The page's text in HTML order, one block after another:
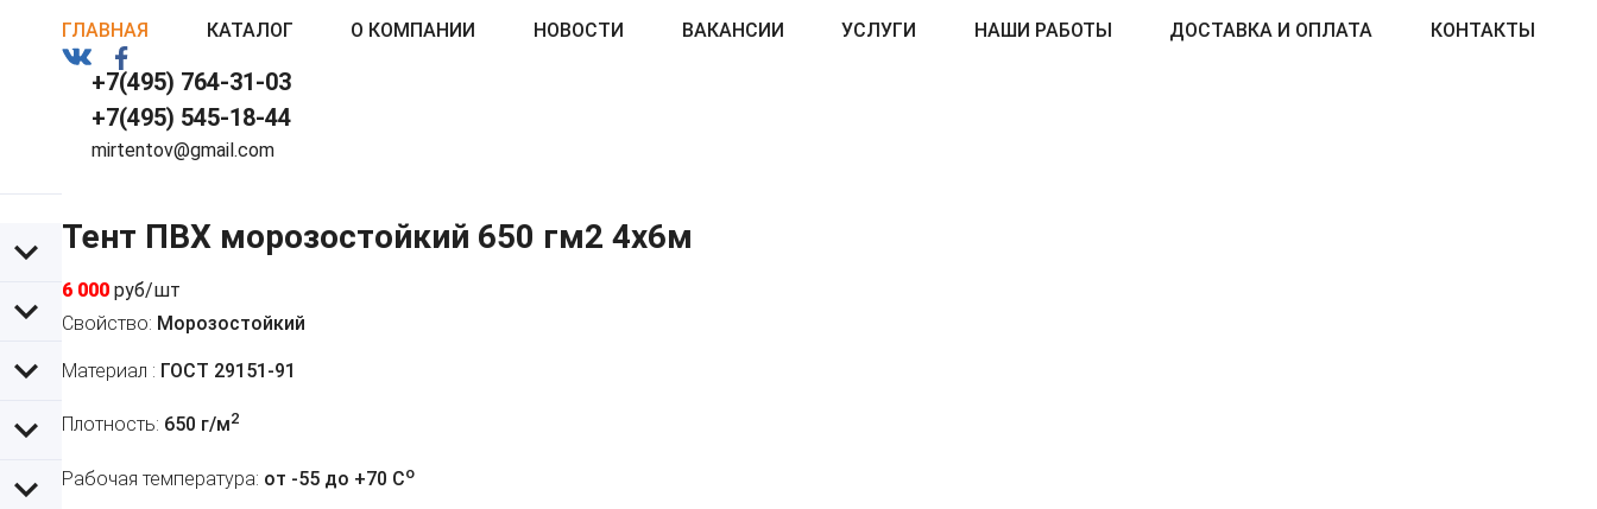
ГЛАВНАЯ КАТАЛОГ О КОМПАНИИ НОВОСТИ ВАКАНСИИ УСЛУГИ НАШИ РАБОТЫ ДОСТАВКА И ОПЛАТА КОНТАКТЫ
+7(495) 764-31-03
+7(495) 545-18-44
mirtentov@gmail.com
Тент ПВХ морозостойкий 650 гм2 4х6м
6 000 руб/шт
Свойство: Морозостойкий
Материал : ГОСТ 29151-91
Плотность: 650 г/м2
Рабочая температура: от -55 до +70 Co